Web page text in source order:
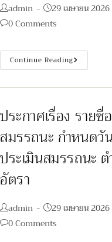
Post
author:
admin
Post
published:
29 เมษายน 2026
Post0 Comments
Continue Readingประกาศ
เรื่อง
ชื่อ
สิทธิ
เข้า
การ
ประเมิน
สมรรถนะ
กำหนด
วัน
ใน
ประกาศเรื่อง ราย
สมรรถนะ กำหนดวั
ประเมินสมรรถนะ
อัตรา
Post
author:
admin
Post
published:
29 เมษายน 2026
Post0 Comments